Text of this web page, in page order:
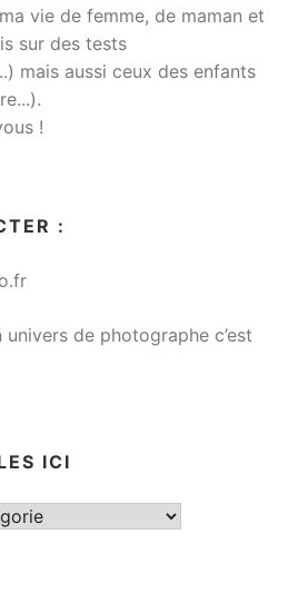
vie de femme, de maman et
sur des tests
mais aussi ceux des enfants
!
:
de photographe c’est
ICI